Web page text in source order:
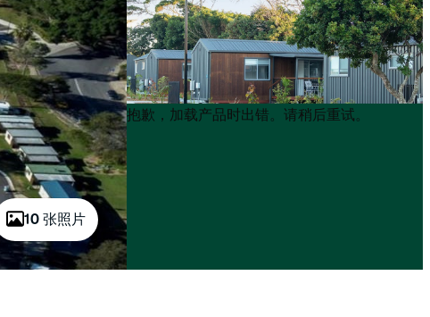
10 张照片
Product
List
Product
List
抱歉，加载产品时出错。请稍后重试。